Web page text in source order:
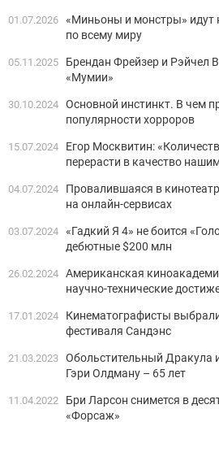
01.07.2026 «Миньоны и монстры» идут
по всему миру
05.11.2025
Брендан Фрейзер и Рэйчел
«Мумии»
30.10.2024 Основной инстинкт. В чем
популярности хорроров
15.07.2024
Егор Москвитин:
перерасти в качество
04.07.2024
Провалившаяся в
на онлайн-сервисах
03.07.2024 «Гадкий Я 4» не боится
дебютные $200 млн
26.02.2024 Американская
научно-технические
17.01.2024
Кинематографисты
фестиваля Сандэнс
21.03.2023 Обольстительный Дракула
Гэри Олдману – 65 лет
11.04.2022
Бри Ларсон снимется в
«Форсаж»